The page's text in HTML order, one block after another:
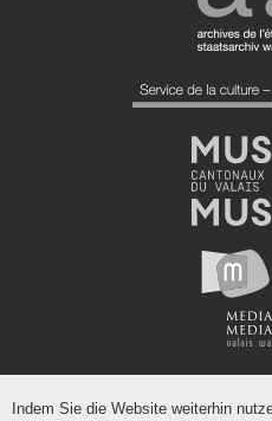
Indem Sie die Website weiterhin